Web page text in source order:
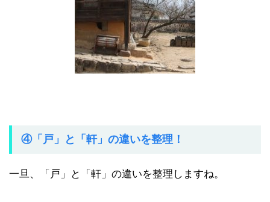
④「戸」と「軒」の違いを整理！
一旦、「戸」と「軒」の違いを整理しますね。